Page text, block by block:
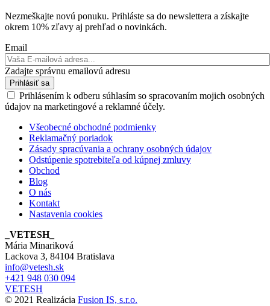
Nezmeškajte novú ponuku. Prihláste sa do newslettera a získajte
okrem 10% zľavy aj prehľad o novinkách.
Email
Zadajte správnu emailovú adresu
Prihlásiť sa
Prihlásením k odberu súhlasím so spracovaním mojich osobných
údajov na marketingové a reklamné účely.
Všeobecné obchodné podmienky
Reklamačný poriadok
Zásady spracúvania a ochrany osobných údajov
Odstúpenie spotrebiteľa od kúpnej zmluvy
Obchod
Blog
O nás
Kontakt
Nastavenia cookies
_VETESH_
Mária Minariková
Lackova 3, 84104 Bratislava
info@vetesh.sk
+421 948 030 094
VETESH
© 2021 Realizácia Fusion IS, s.r.o.